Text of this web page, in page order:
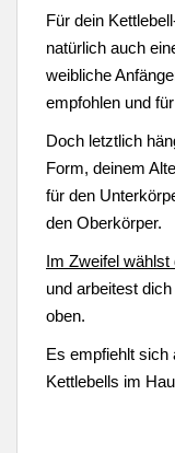
Für dein
natürlich auch
weibliche
empfohlen und
Doch letztlich
Form, deinem
für den
den Oberkörper.
Im Zweifel
und arbeitest
oben.
Es empfiehlt sich
Kettlebells im